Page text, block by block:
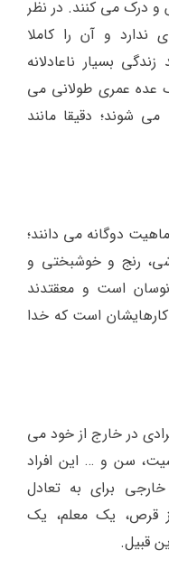
درک می کنند. در نظر
ندارد و آن را کاملا
بسیار ناعادلانه
عمری طولانی می
شوند؛ دقیقا مانند
دوگانه می دانند؛
رنج و خوشبختی و
است و معقتدند
است که خدا
در خارج از خود می
سن و … این افراد
برای به تعادل
قرص، یک معلم، یک
قبیل.